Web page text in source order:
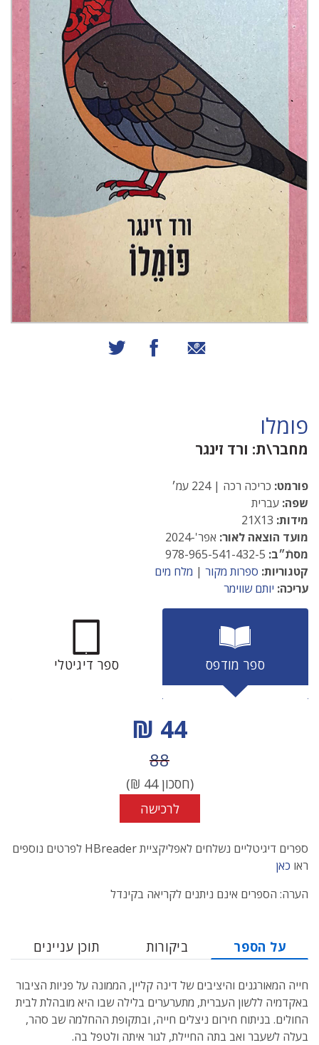
שיתוף באמצעות אימייל
שיתוף בפייסבוק
פומלו
מחבר\ת: ורד זינגר
פורמט: כריכה רכה | 224 עמ׳
שפה: עברית
מידות:
מועד הוצאה לאור: אפר'-2024
מסתֿ״ב:
קטגוריות: ספרות מקור | מלח מים
עריכה: יותם שווימר
ספר מודפס ספר דיגיטלי
מחיר הנחה
44 ₪
מחיר לפני הנחה
88
(חסכון44
₪)
לרכישה
ספרים דיגיטליים נשלחים לאפליקציית HBreader לפרטים נוספים
ראו כאן
הערה: הספרים אינם ניתנים לקריאה בקינדל
על הספר ביקורות תוכן עניינים
חייה המאורגנים והיציבים של דינה קליין, הממונה על פניות הציבור
באקדמיה ללשון העברית, מתערערים בלילה שבו היא מובהלת לבית
החולים. בניתוח חירום ניצלים חייה, ובתקופת ההחלמה שב סהר,
בעלה לשעבר ואב בתה החיילת, לגור איתה ולטפל בה.